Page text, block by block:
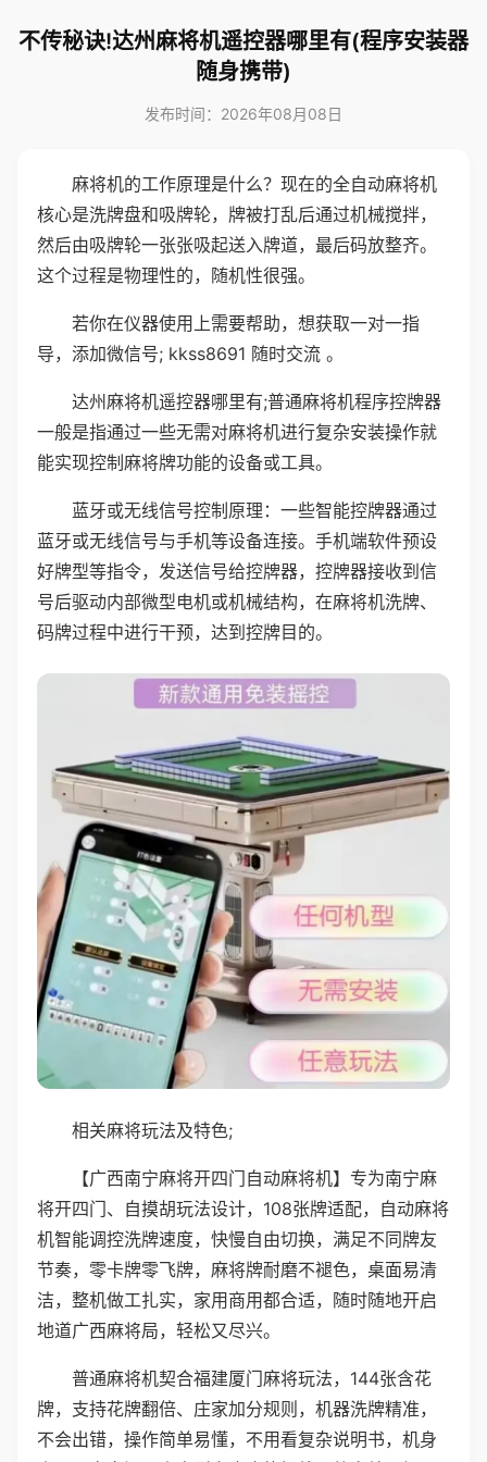
不传秘诀!达州麻将机遥控器哪里有(程序安装器
随身携带)
发布时间：2026年08月08日
麻将机的工作原理是什么？现在的全自动麻将机
核心是洗牌盘和吸牌轮，牌被打乱后通过机械搅拌，
然后由吸牌轮一张张吸起送入牌道，最后码放整齐。
这个过程是物理性的，随机性很强。
若你在仪器使用上需要帮助，想获取一对一指
导，添加微信号; kkss8691 随时交流 。
达州麻将机遥控器哪里有;普通麻将机程序控牌器
一般是指通过一些无需对麻将机进行复杂安装操作就
能实现控制麻将牌功能的设备或工具。
蓝牙或无线信号控制原理：一些智能控牌器通过
蓝牙或无线信号与手机等设备连接。手机端软件预设
好牌型等指令，发送信号给控牌器，控牌器接收到信
号后驱动内部微型电机或机械结构，在麻将机洗牌、
码牌过程中进行干预，达到控牌目的。
相关麻将玩法及特色;
【广西南宁麻将开四门自动麻将机】专为南宁麻
将开四门、自摸胡玩法设计，108张牌适配，自动麻将
机智能调控洗牌速度，快慢自由切换，满足不同牌友
节奏，零卡牌零飞牌，麻将牌耐磨不褪色，桌面易清
洁，整机做工扎实，家用商用都合适，随时随地开启
地道广西麻将局，轻松又尽兴。
普通麻将机契合福建厦门麻将玩法，144张含花
牌，支持花牌翻倍、庄家加分规则，机器洗牌精准，
不会出错，操作简单易懂，不用看复杂说明书，机身